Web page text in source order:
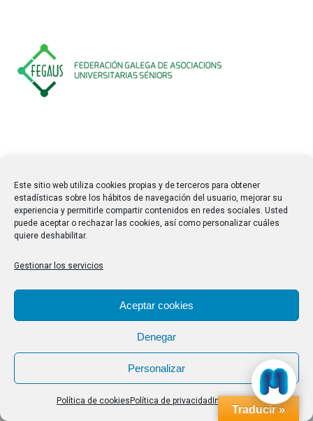
Este sitio web utiliza cookies propias y de terceros para obtener
estadísticas sobre los hábitos de navegación del usuario, mejorar su
experiencia y permitirle compartir contenidos en redes sociales. Usted
puede aceptar o rechazar las cookies, así como personalizar cuáles
quiere deshabilitar.
Gestionar los servicios
Aceptar cookies
Denegar
Personalizar
Política de cookies Política de privacidad Impressum
Traducir »